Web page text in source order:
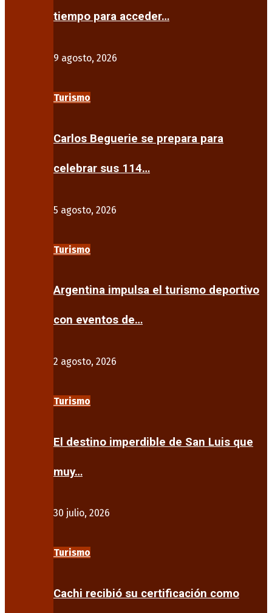
tiempo para acceder…
9 agosto, 2026
Turismo
Carlos Beguerie se prepara para
celebrar sus 114…
5 agosto, 2026
Turismo
Argentina impulsa el turismo deportivo
con eventos de…
2 agosto, 2026
Turismo
El destino imperdible de San Luis que
muy…
30 julio, 2026
Turismo
Cachi recibió su certificación como